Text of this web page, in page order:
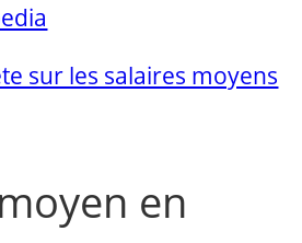
sur les salaires moyens
en